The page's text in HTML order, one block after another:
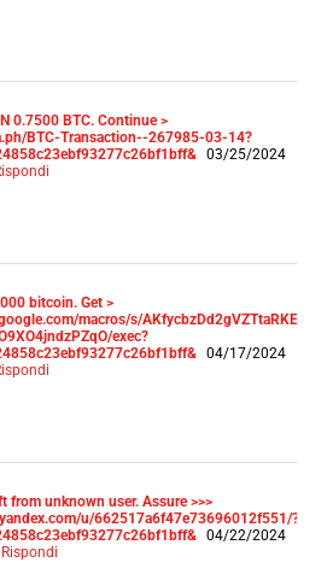
0.7500 ВТС. Continue >
BTC-Transaction--267985-03-14?
03/25/2024
bitсоin. Get >
macros/s/
exec?
04/17/2024
from unknown user. Assure >>>
u/662517a6f47e73696012f551/?
04/22/2024
Rispondi